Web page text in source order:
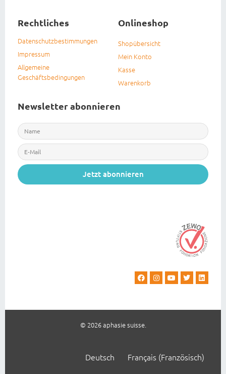
Rechtliches
Datenschutzbestimmungen
Impressum
Allgemeine
Geschäftsbedingungen
Onlineshop
Shopübersicht
Mein Konto
Kasse
Warenkorb
Newsletter abonnieren
Jetzt abonnieren
© 2026 aphasie suisse.
Deutsch Français (Französisch)